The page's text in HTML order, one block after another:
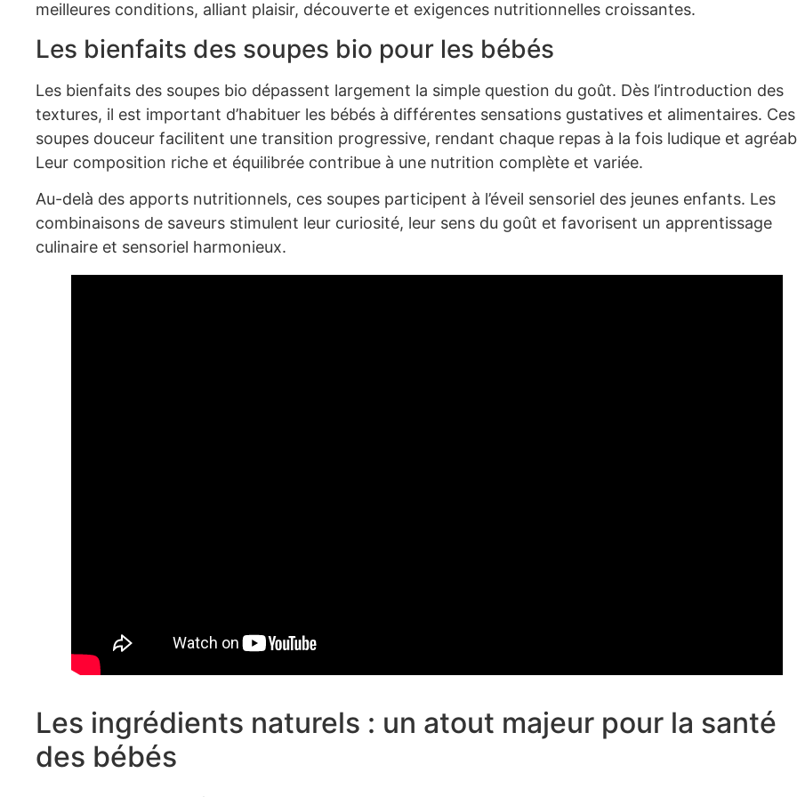
meilleures conditions, alliant plaisir, découverte et exigences nutritionnelles croissantes.
Les bienfaits des soupes bio pour les bébés
Les bienfaits des soupes bio dépassent largement la simple question du goût. Dès l’introduction des
textures, il est important d’habituer les bébés à différentes sensations gustatives et alimentaires. Ces
soupes douceur facilitent une transition progressive, rendant chaque repas à la fois ludique et
Leur composition riche et équilibrée contribue à une nutrition complète et variée.
Au-delà des apports nutritionnels, ces soupes participent à l’éveil sensoriel des jeunes enfants. Les
combinaisons de saveurs stimulent leur curiosité, leur sens du goût et favorisent un apprentissage
culinaire et sensoriel harmonieux.
Les ingrédients naturels : un atout majeur pour la santé
des bébés